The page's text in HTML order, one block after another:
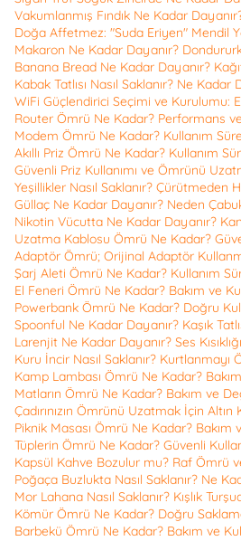
Vakumlanmış Fındık Ne Kadar
Doğa Affetmez: "Suda Eriyen" Mendil
Makaron Ne Kadar Dayanır?
Banana Bread Ne Kadar Dayanır?
Kabak Tatlısı Nasıl Saklanır? Ne Kadar
WiFi Güçlendirici Seçimi ve Kurulumu:
Router Ömrü Ne Kadar? Performans
Modem Ömrü Ne Kadar? Kullanım
Akıllı Priz Ömrü Ne Kadar? Kullanım
Güvenli Priz Kullanımı ve Ömrünü
Yeşillikler Nasıl Saklanır? Çürütmeden
Güllaç Ne Kadar Dayanır? Neden
Nikotin Vücutta Ne Kadar Dayanır?
Uzatma Kablosu Ömrü Ne Kadar?
Adaptör Ömrü; Orijinal Adaptör
Şarj Aleti Ömrü Ne Kadar? Kullanım
El Feneri Ömrü Ne Kadar? Bakım ve
Powerbank Ömrü Ne Kadar? Doğru
Spoonful Ne Kadar Dayanır? Kaşık
Larenjit Ne Kadar Dayanır? Ses
Kuru İncir Nasıl Saklanır? Kurtlanmayı
Kamp Lambası Ömrü Ne Kadar?
Matların Ömrü Ne Kadar? Bakım ve
Çadırınızın Ömrünü Uzatmak İçin Altın
Piknik Masası Ömrü Ne Kadar? Bakım
Tüplerin Ömrü Ne Kadar? Güvenli
Kapsül Kahve Bozulur mu? Raf Ömrü
Poğaça Buzlukta Nasıl Saklanır? Ne
Mor Lahana Nasıl Saklanır? Kışlık
Kömür Ömrü Ne Kadar? Doğru
Barbekü Ömrü Ne Kadar? Bakım ve